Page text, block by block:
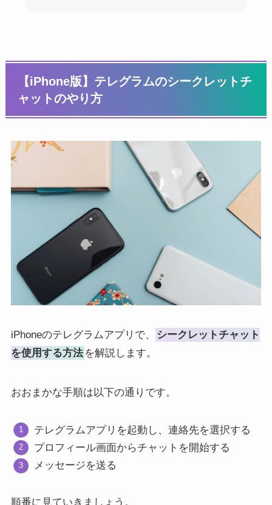
【iPhone版】テレグラムのシークレットチ
ャットのやり方
iPhoneのテレグラムアプリで、
シークレットチャット
を使用する方法 を解説します。
おおまかな手順は以下の通りです。
テレグラムアプリを起動し、連絡先を選択する
プロフィール画面からチャットを開始する
メッセージを送る
順番に見ていきましょう。